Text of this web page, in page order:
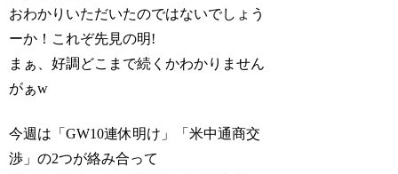
おわかりいただいたのではないでしょう
ーか！これぞ先見の明!
まぁ、好調どこまで続くかわかりません
がぁw
今週は「GW10連休明け」「米中通商交
渉」の2つが絡み合って